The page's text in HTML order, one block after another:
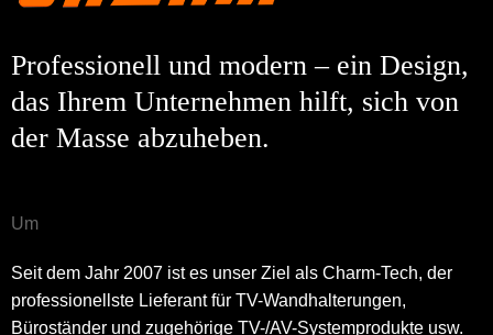
Professionell und modern – ein Design,
das Ihrem Unternehmen hilft, sich von
der Masse abzuheben.
Um
Seit dem Jahr 2007 ist es unser Ziel als Charm-Tech, der
professionellste Lieferant für TV-Wandhalterungen,
Büroständer und zugehörige TV-/AV-Systemprodukte usw.